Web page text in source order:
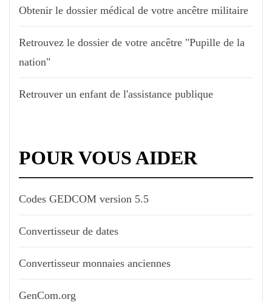
Obtenir le dossier médical de votre ancêtre militaire
Retrouvez le dossier de votre ancêtre "Pupille de la
nation"
Retrouver un enfant de l'assistance publique
POUR VOUS AIDER
Codes GEDCOM version 5.5
Convertisseur de dates
Convertisseur monnaies anciennes
GenCom.org